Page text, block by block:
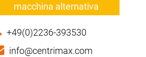
macchina alternativa
+49(0)2236-393530
info@centrimax.com